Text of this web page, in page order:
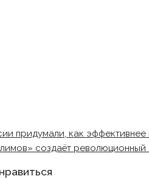
придумали, как эффективнее
создаёт революционный